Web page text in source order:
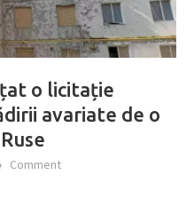
o licitație
avariate de o
Comment